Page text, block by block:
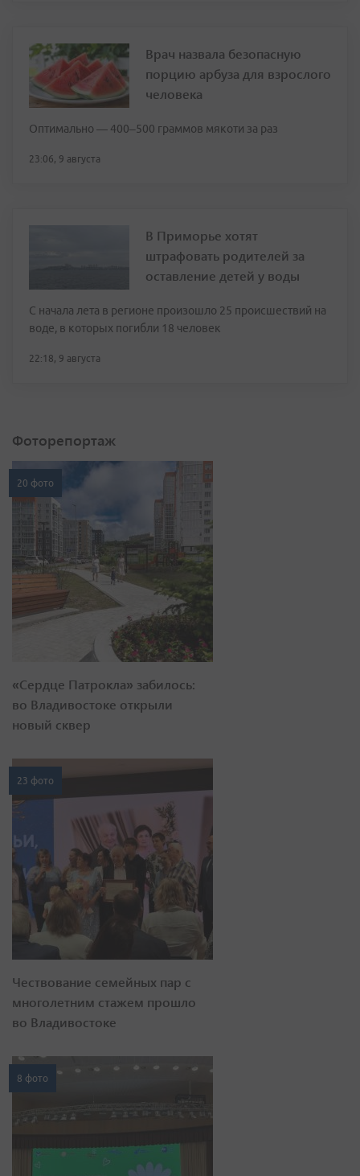
Врач назвала безопасную
порцию арбуза для взрослого
человека
Оптимально — 400–500 граммов мякоти за раз
23:06, 9 августа
В Приморье хотят
штрафовать родителей за
оставление детей у воды
С начала лета в регионе произошло 25 происшествий на
воде, в которых погибли 18 человек
22:18, 9 августа
Фоторепортаж
20 фото
«Сердце Патрокла» забилось:
во Владивостоке открыли
новый сквер
23 фото
Чествование семейных пар с
многолетним стажем прошло
во Владивостоке
8 фото